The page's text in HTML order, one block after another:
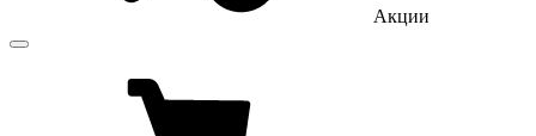
Акции